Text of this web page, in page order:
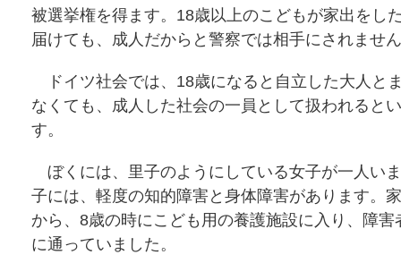
被選挙権を得ます。18歳以上のこどもが家出をし
届けても、成人だからと警察では相手にされませ
ドイツ社会では、18歳になると自立した大人と
なくても、成人した社会の一員として扱われると
す。
ぼくには、里子のようにしている女子が一人い
子には、軽度の知的障害と身体障害があります。
から、8歳の時にこども用の養護施設に入り、障害
に通っていました。